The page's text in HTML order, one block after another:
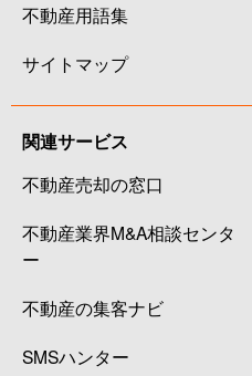
不動産用語集
サイトマップ
関連サービス
不動産売却の窓口
不動産業界M&A相談センタ
ー
不動産の集客ナビ
SMSハンター